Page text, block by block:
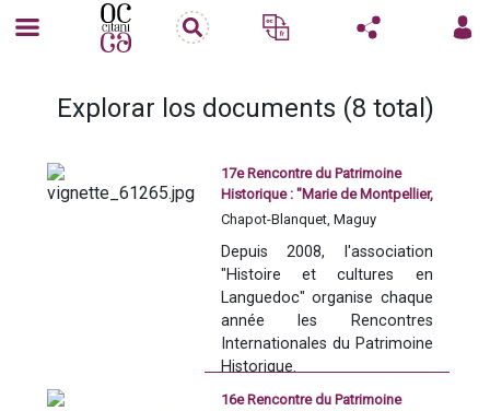
Explorar los documents (8 total)
17e Rencontre du Patrimoine
Historique : "Marie de Montpellier,
au miroir de la société des XIIe et
rencontre-dédicace"
Chapot-Blanquet, Maguy
Depuis 2008, l'association
"Histoire et cultures en
Languedoc" organise chaque
année les Rencontres
Internationales du Patrimoine
Historique.
16e Rencontre du Patrimoine